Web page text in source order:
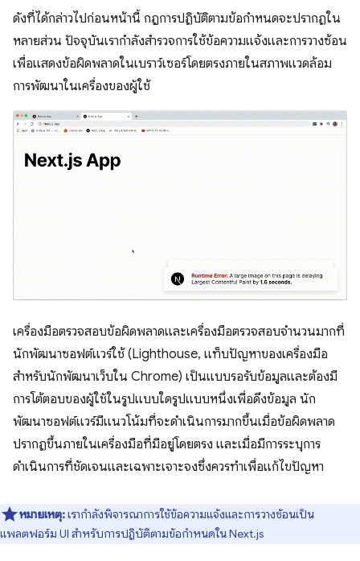
ดังที่ได้กล่าวไปก่อนหน้านี้ กฎการปฏิบัติตามข้อกำหนดจะปรากฏใน
หลายส่วน ปัจจุบันเรากำลังสำรวจการใช้ข้อความแจ้งและการวางซ้อน
เพื่อแสดงข้อผิดพลาดในเบราว์เซอร์โดยตรงภายในสภาพแวดล้อม
การพัฒนาในเครื่องของผู้ใช้
เครื่องมือตรวจสอบข้อผิดพลาดและเครื่องมือตรวจสอบจำนวนมากที่
นักพัฒนาซอฟต์แวร์ใช้ (Lighthouse, แท็บปัญหาของเครื่องมือ
สำหรับนักพัฒนาเว็บใน Chrome) เป็นแบบรอรับข้อมูลและต้องมี
การโต้ตอบของผู้ใช้ในรูปแบบใดรูปแบบหนึ่งเพื่อดึงข้อมูล นัก
พัฒนาซอฟต์แวร์มีแนวโน้มที่จะดำเนินการมากขึ้นเมื่อข้อผิดพลาด
ปรากฏขึ้นภายในเครื่องมือที่มีอยู่โดยตรง และเมื่อมีการระบุการ
ดำเนินการที่ชัดเจนและเฉพาะเจาะจงซึ่งควรทำเพื่อแก้ไขปัญหา
หมายเหตุ:เรากําลังพิจารณาการใช้ข้อความแจ้งและการวางซ้อนเป็น
แพลตฟอร์ม UI สําหรับการปฏิบัติตามข้อกําหนดใน Next.js